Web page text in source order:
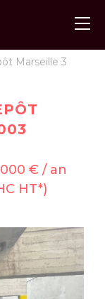
Marseille 3
€ / an
HT*)